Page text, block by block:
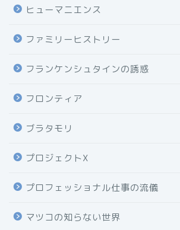
ヒューマニエンス
ファミリーヒストリー
フランケンシュタインの誘惑
フロンティア
ブラタモリ
プロジェクトX
プロフェッショナル仕事の流儀
マツコの知らない世界